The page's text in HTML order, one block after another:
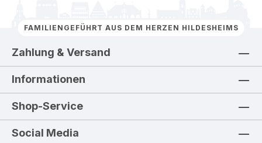
FAMILIENGEFÜHRT AUS DEM HERZEN HILDESHEIMS
Zahlung & Versand
Informationen
Shop-Service
Social Media